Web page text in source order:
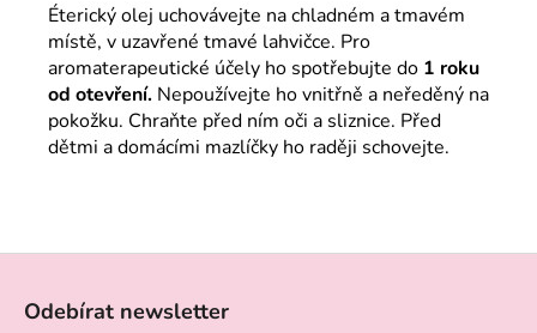
Éterický olej uchovávejte na chladném a tmavém
místě, v uzavřené tmavé lahvičce. Pro
aromaterapeutické účely ho spotřebujte do 1 roku
od otevření. Nepoužívejte ho vnitřně a neředěný na
pokožku. Chraňte před ním oči a sliznice. Před
dětmi a domácími mazlíčky ho raději schovejte.
Odebírat newsletter